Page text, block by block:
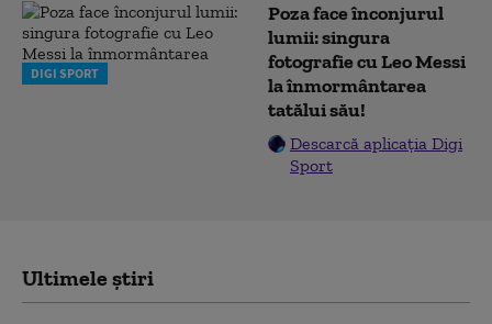
DIGI SPORT
Poza face înconjurul
lumii: singura
fotografie cu Leo Messi
la înmormântarea
tatălui său!
Descarcă aplicația Digi
Sport
Ultimele știri